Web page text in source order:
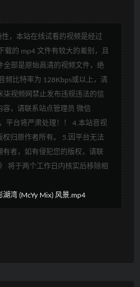
，本站在线试看的视频是经过
载的 mp4 文件有较大的差别，且
全部是原始高清的视频文件，绝
频比特率为 128Kbps或以上，清
柒视频网禁止发布违规违法的信
，请联系站点管理员 微信
平台将严肃处理！！ 4.本站音视
归原作者所有。 5.因平台无法
者，如有侵犯您的版权，请联
将于两个工作日内核实后移除相
湖湾 (McYy Mix) 风景.mp4